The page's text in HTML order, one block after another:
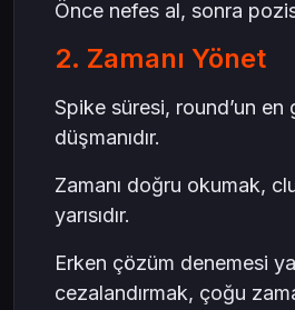
Önce nefes al, sonra
2. Zamanı Yönet
Spike süresi, round’un en
düşmanıdır.
Zamanı doğru okumak,
yarısıdır.
Erken çözüm denemesi
cezalandırmak, çoğu